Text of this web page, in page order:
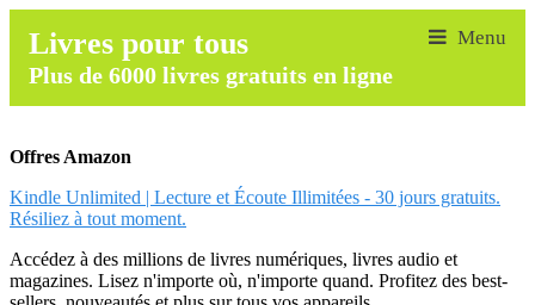
Livres pour tous
Plus de 6000 livres gratuits en ligne
Offres Amazon
Kindle Unlimited | Lecture et Écoute Illimitées - 30 jours gratuits.
Résiliez à tout moment.
Accédez à des millions de livres numériques, livres audio et
magazines. Lisez n'importe où, n'importe quand. Profitez des best-